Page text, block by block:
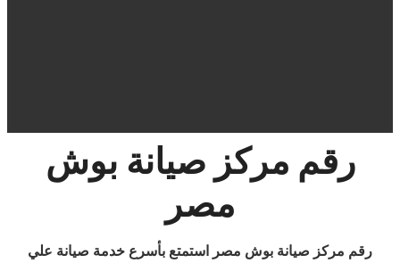
رقم مركز صيانة بوش
مصر
رقم مركز صيانة بوش مصر استمتع بأسرع خدمة صيانة علي